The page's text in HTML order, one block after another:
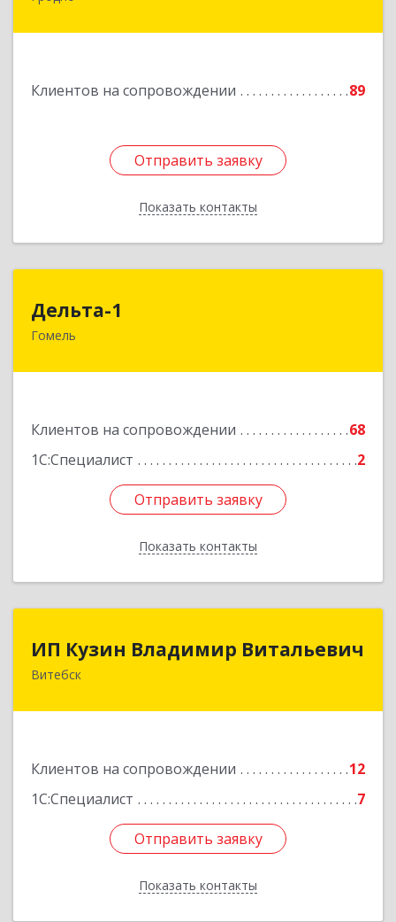
Клиентов на сопровождении 89
Отправить заявку
Показать контакты
Отправить заявку
Назад
Дельта-1
Гомель
Клиентов на сопровождении
68
1С:Специалист
2
Отправить заявку
Показать контакты
246031, г. Гомель, ул. Рощинская, 2, 1 этаж
Отправить заявку
Назад
ИП Кузин Владимир Витальевич
Витебск
Клиентов на сопровождении
12
1С:Специалист
7
Отправить заявку
Показать контакты
Беларусь, 210001, г.Витебск, ул. Ильинского,
Отправить заявку
Назад